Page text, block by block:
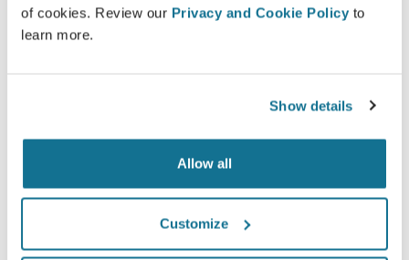
of cookies. Review our Privacy and Cookie Policy to
learn more.
Show details
Allow all
Customize
Fácil e seguro
Crisalix está comprometida em proteger sua
privacidade sempre. Nossos servidores são
criptografados, o que garante que suas